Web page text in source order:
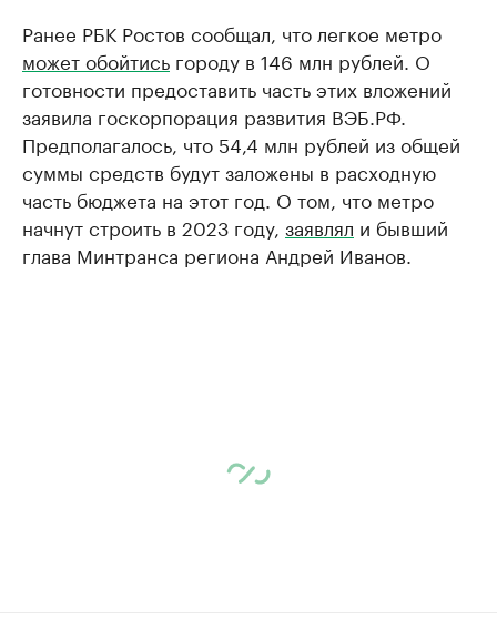
Ранее РБК Ростов сообщал, что легкое метро
может обойтись городу в 146 млн рублей. О
готовности предоставить часть этих вложений
заявила госкорпорация развития ВЭБ.РФ.
Предполагалось, что 54,4 млн рублей из общей
суммы средств будут заложены в расходную
часть бюджета на этот год. О том, что метро
начнут строить в 2023 году, заявлял и бывший
глава Минтранса региона Андрей Иванов.